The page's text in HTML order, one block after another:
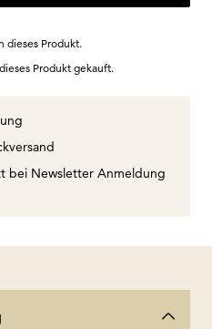
dieses Produkt.
Produkt gekauft.
bei Newsletter Anmeldung